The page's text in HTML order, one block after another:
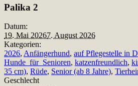
Palika 2
Datum:
19. Mai 20267. August 2026
Kategorien:
2026, Anfängerhund, auf Pflegestelle in D
Hunde_für_Senioren, katzenfreundlich,
35 cm), Rüde, Senior (ab 8 Jahre),
Geschlecht